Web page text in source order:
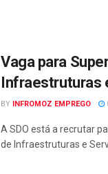
Vaga para
Infraestruturas
BY INFROMOZ EMPREGO
A SDO está a recrutar
de Infraestruturas e